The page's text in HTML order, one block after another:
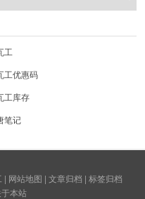
工
工优惠码
工库存
笔记
| 网站地图 | 文章归档 | 标签归档
本站